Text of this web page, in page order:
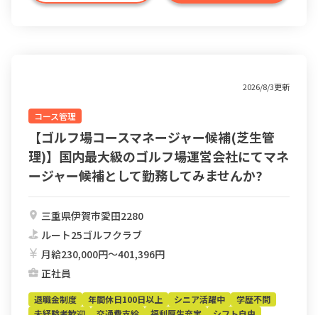
2026/8/3更新
コース管理
【ゴルフ場コースマネージャー候補(芝生管
理)】国内最大級のゴルフ場運営会社にてマネ
ージャー候補として勤務してみませんか?
三重県伊賀市愛田2280
ルート25ゴルフクラブ
月給230,000円〜401,396円
正社員
退職金制度 年間休日100日以上 シニア活躍中
学歴不問